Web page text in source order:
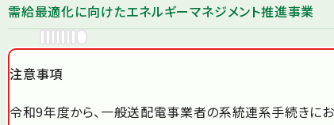
需給最適化に向けたエネルギーマネジメント推進事業
注意事項
令和9年度から、一般送配電事業者の系統連系手続きに